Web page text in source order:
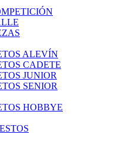
ALEVÍN
CADETE
JUNIOR
SENIOR
HOBBYE